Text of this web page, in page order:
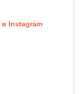
в Instagram